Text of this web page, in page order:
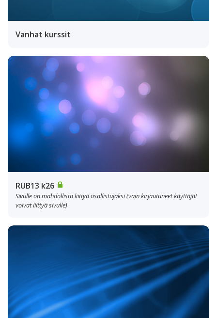
Vanhat kurssit
RUB13 k26
Sivulle on mahdollista liittyä osallistujaksi (vain kirjautuneet käyttäjät
voivat liittyä sivulle)